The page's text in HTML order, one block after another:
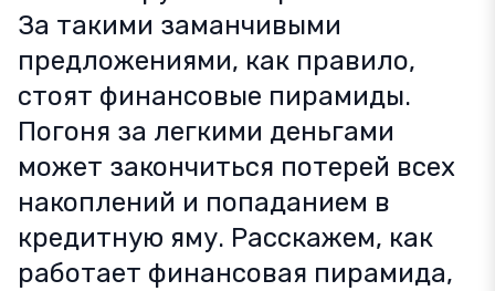
За такими заманчивыми
предложениями, как правило,
стоят финансовые пирамиды.
Погоня за легкими деньгами
может закончиться потерей всех
накоплений и попаданием в
кредитную яму. Расскажем, как
работает финансовая пирамида,